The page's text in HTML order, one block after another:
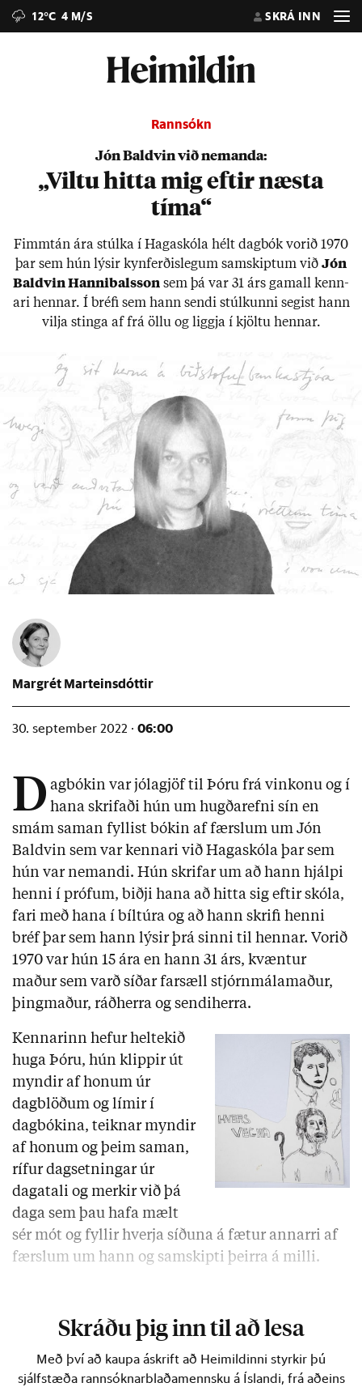
12°C 4 M/S SKRÁ INN
Rannsókn
Jón Baldvin við nemanda:
„Viltu hitta mig eftir næsta
tíma“
Fimmtán ára stúlka í Haga­skóla hélt dag­bók vor­ið 1970
þar sem hún lýs­ir kyn­ferð­is­leg­um sam­skipt­um við Jón
Bald­vin Hanni­bals­son sem þá var 31 árs gam­all kenn­
ari henn­ar. Í bréfi sem hann sendi stúlk­unni seg­ist hann
vilja stinga af frá öllu og liggja í kjöltu henn­ar.
Margrét Marteinsdóttir
30. september 2022 · 06:00
D agbókin var jólagjöf til Þóru frá vinkonu og í
hana skrifaði hún um hugðarefni sín en
smám saman fyllist bókin af færslum um Jón
Baldvin sem var kennari við Hagaskóla þar sem
hún var nemandi. Hún skrifar um að hann hjálpi
henni í prófum, biðji hana að hitta sig eftir skóla,
fari með hana í bíltúra og að hann skrifi henni
bréf þar sem hann lýsir þrá sinni til hennar. Vorið
1970 var hún 15 ára en hann 31 árs, kvæntur
maður sem varð síðar farsæll stjórnmálamaður,
þingmaður, ráðherra og sendiherra.
Kennarinn hefur heltekið
huga Þóru, hún klippir út
myndir af honum úr
dagblöðum og límir í
dagbókina, teiknar myndir
af honum og þeim saman,
rífur dagsetningar úr
dagatali og merkir við þá
daga sem þau hafa mælt
sér mót og fyllir hverja síðuna á fætur annarri af
færslum um hann og samskipti þeirra á milli.
Skráðu þig inn til að lesa
Með því að kaupa áskrift að Heimildinni styrkir þú
sjálfstæða rannsóknarblaðamennsku á Íslandi, frá aðeins